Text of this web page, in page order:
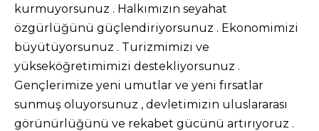
kurmuyorsunuz . Halkımızın seyahat
özgürlüğünü güçlendiriyorsunuz . Ekonomimizi
büyütüyorsunuz . Turizmimizi ve
yükseköğretimimizi destekliyorsunuz .
Gençlerimize yeni umutlar ve yeni fırsatlar
sunmuş oluyorsunuz , devletimizin uluslararası
görünürlüğünü ve rekabet gücünü artırıyoruz .